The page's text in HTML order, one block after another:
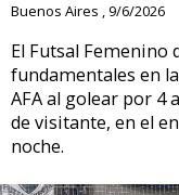
Buenos Aires , 9/6/2026
El Futsal Femenino
fundamentales en
AFA al golear por 4
de visitante, en el
noche.